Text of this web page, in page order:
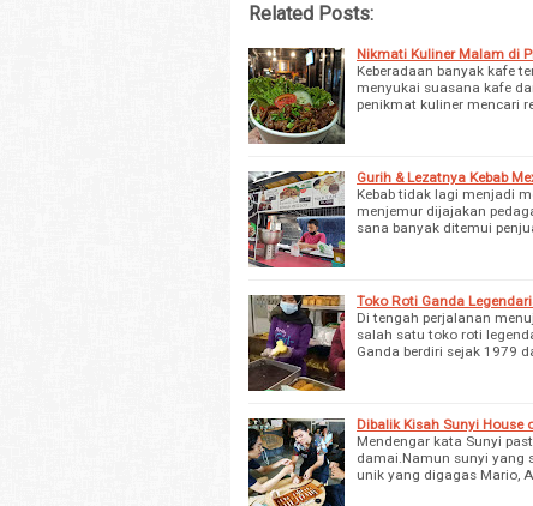
Related Posts:
Nikmati Kuliner Malam di
Keberadaan banyak kafe
menyukai suasana kafe
penikmat kuliner mencari
Gurih & Lezatnya Kebab
Kebab tidak lagi menjadi
menjemur dijajakan
sana banyak ditemui
Toko Roti Ganda
Di tengah perjalanan
salah satu toko roti
Ganda berdiri sejak 1979
Dibalik Kisah Sunyi House
Mendengar kata Sunyi
damai.Namun sunyi yang
unik yang digagas Mario,